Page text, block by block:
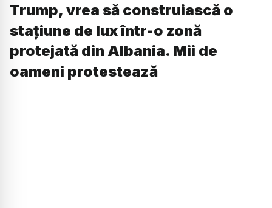
Trump, vrea să construiască o
stațiune de lux într-o zonă
protejată din Albania. Mii de
oameni protestează